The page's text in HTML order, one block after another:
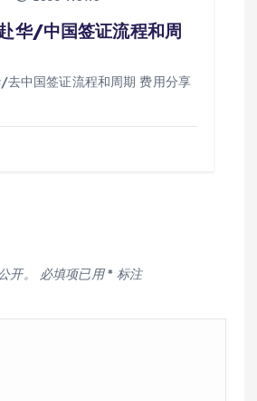
华/中国签证流程和周
去中国签证流程和周期 费用分享
开。 必填项已用* 标注